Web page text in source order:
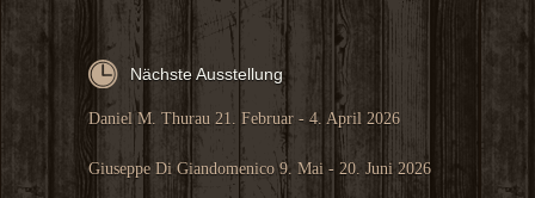
Nächste Ausstellung
Daniel M. Thurau 21. Februar - 4. April 2026
Giuseppe Di Giandomenico 9. Mai - 20. Juni 2026